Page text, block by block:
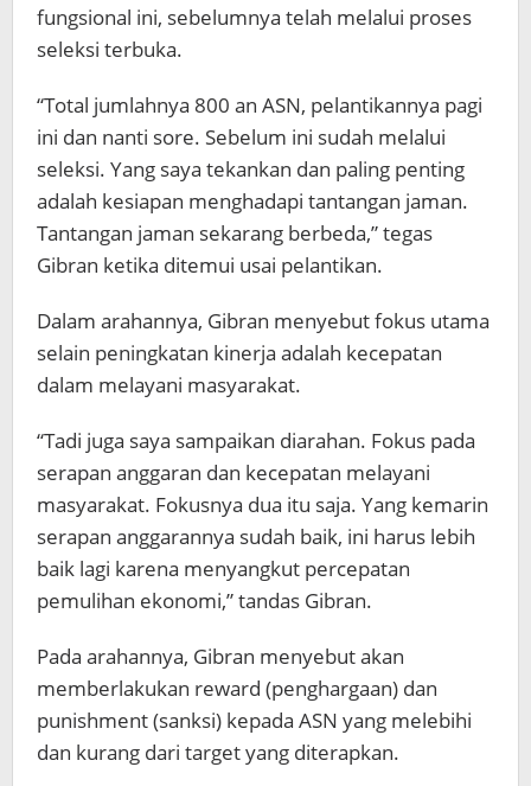
fungsional ini, sebelumnya telah melalui proses
seleksi terbuka.
“Total jumlahnya 800 an ASN, pelantikannya pagi
ini dan nanti sore. Sebelum ini sudah melalui
seleksi. Yang saya tekankan dan paling penting
adalah kesiapan menghadapi tantangan jaman.
Tantangan jaman sekarang berbeda,” tegas
Gibran ketika ditemui usai pelantikan.
Dalam arahannya, Gibran menyebut fokus utama
selain peningkatan kinerja adalah kecepatan
dalam melayani masyarakat.
“Tadi juga saya sampaikan diarahan. Fokus pada
serapan anggaran dan kecepatan melayani
masyarakat. Fokusnya dua itu saja. Yang kemarin
serapan anggarannya sudah baik, ini harus lebih
baik lagi karena menyangkut percepatan
pemulihan ekonomi,” tandas Gibran.
Pada arahannya, Gibran menyebut akan
memberlakukan reward (penghargaan) dan
punishment (sanksi) kepada ASN yang melebihi
dan kurang dari target yang diterapkan.